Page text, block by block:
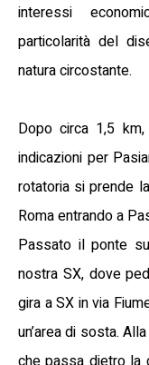
interessi
particolarità del
natura circostante.
Dopo circa 1,5
indicazioni per
rotatoria si prende
Roma entrando a
Passato il ponte
nostra SX, dove
gira a SX in via
un’area di sosta.